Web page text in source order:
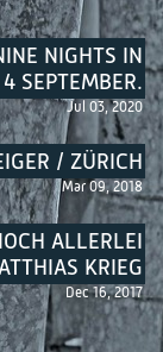
NIGHTS IN
SEPTEMBER.
Jul 03, 2020
/ ZÜRICH
Mar 09, 2018
ALLERLEI
KRIEG
Dec 16, 2017